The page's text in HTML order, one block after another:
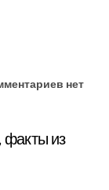
нет